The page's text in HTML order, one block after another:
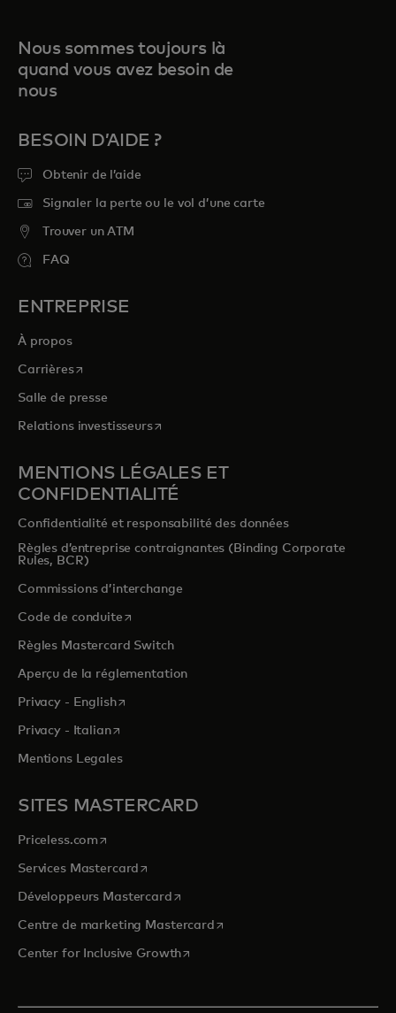
Priceless Experiences vous connecte à des
opportunités sélectionnées de sport, de
voyage, de gastronomie et de
divertissement à chérir pour toujours.
Parcourir priceless.com
Nous sommes toujours là
quand vous avez besoin de
nous
BESOIN D’AIDE ?
Obtenir de l’aide
Signaler la perte ou le vol d’une carte
Trouver un ATM
FAQ
ENTREPRISE
À propos
Carrièress’ouvre dans un nouvel onglet
Salle de presse
Relations investisseurss’ouvre dans un nouvel onglet
MENTIONS LÉGALES ET
CONFIDENTIALITÉ
Confidentialité et responsabilité des données
Règles d’entreprise contraignantes (Binding Corporate
Rules, BCR)
Commissions d’interchange
Code de conduites’ouvre dans un nouvel onglet
Règles Mastercard Switch
Aperçu de la réglementation
Privacy - Englishs’ouvre dans un nouvel onglet
Privacy - Italians’ouvre dans un nouvel onglet
Mentions Legales
SITES MASTERCARD
Priceless.com s’ouvre dans un nouvel onglet
Services Mastercard s’ouvre dans un nouvel onglet
Développeurs Mastercards’ouvre dans un nouvel onglet
Centre de marketing Mastercards’ouvre dans un nouvel onglet
Center for Inclusive Growths’ouvre dans un nouvel onglet